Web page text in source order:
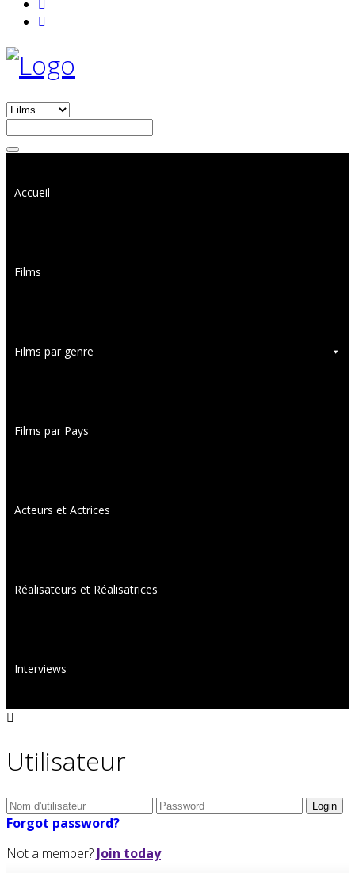
Accueil
Films
Films par genre
Films par Pays
Acteurs et Actrices
Réalisateurs et Réalisatrices
Interviews
Utilisateur
Forgot password?
Not a member? Join today